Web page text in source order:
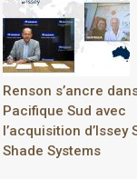
Renson s’ancre
Pacifique Sud avec
l’acquisition d’Issey
Shade Systems